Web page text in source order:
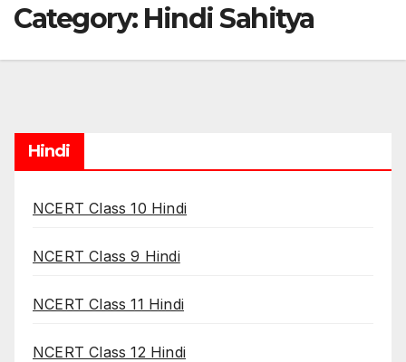
Category: Hindi Sahitya
Hindi
NCERT Class 10 Hindi
NCERT Class 9 Hindi
NCERT Class 11 Hindi
NCERT Class 12 Hindi